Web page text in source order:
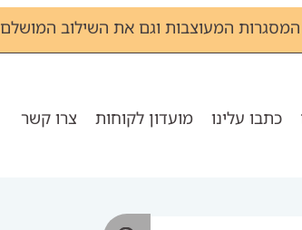
המעוצבות וגם את השילוב המושלם
כתבו עלינו מועדון לקוחות צרו קשר